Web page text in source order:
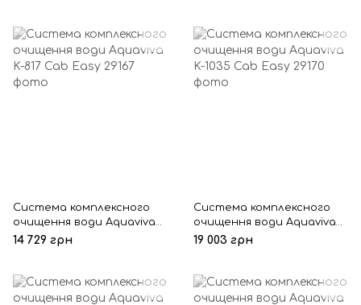
Система комплексного
очищення води Aquaviva
K-817 Cab Easy
14 729 грн
Система комплексного
очищення води Aquaviva
K-1035 Cab Easy
19 003 грн